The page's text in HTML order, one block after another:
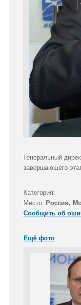
Генеральный
завершающего
Категория:
Место: Россия,
Сообщить об
Ещё фото